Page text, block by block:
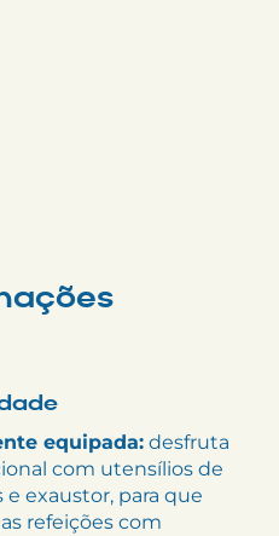
equipada: desfruta
com utensílios de
exaustor, para que
refeições com